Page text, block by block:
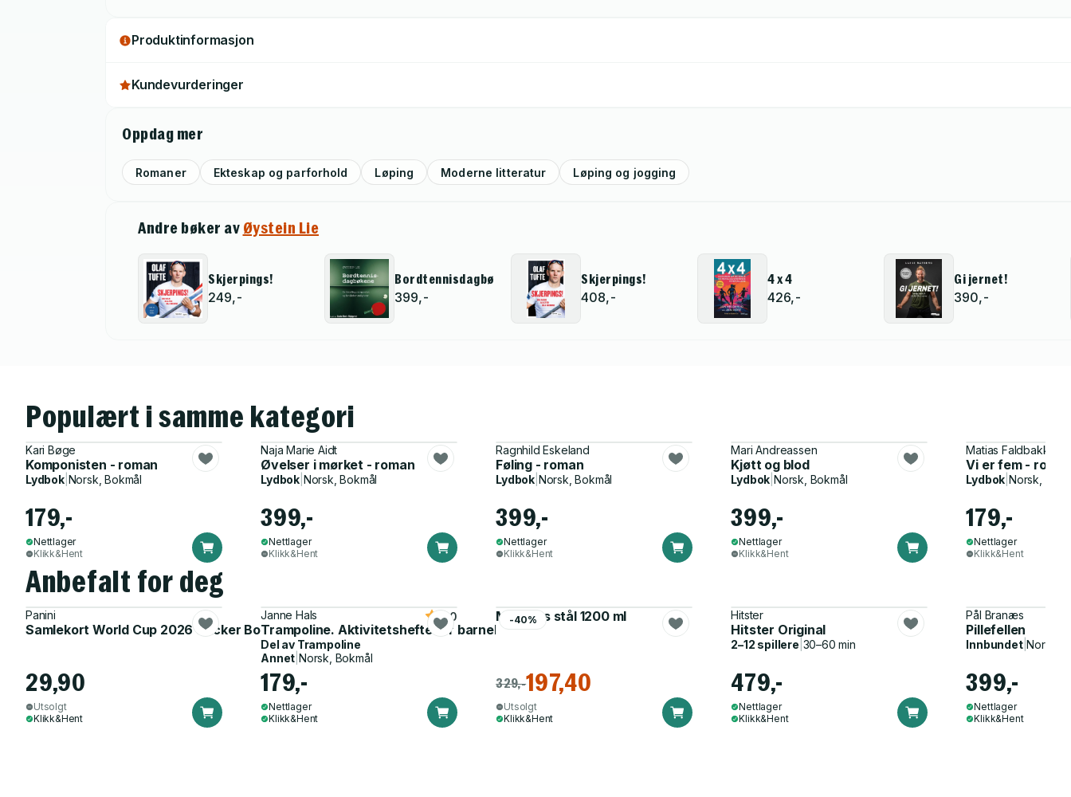
Produktinformasjon
Kundevurderinger
Oppdag mer
Romaner Ekteskap og parforhold Løping Moderne litteratur Løping og jogging
Andre bøker av Øystein Lie
Skjerpings!
249,-
Bordtennisdagbøkene
399,-
Skjerpings!
408,-
4 x 4
426,-
Gi jernet!
390,-
Populært i samme kategori
Kari Bøge
Komponisten - roman
Lydbok| Norsk, Bokmål
179,-
Nettlager
Klikk&Hent
Naja Marie Aidt
Øvelser i mørket - roman
Lydbok| Norsk, Bokmål
399,-
Nettlager
Klikk&Hent
Ragnhild Eskeland
Føling - roman
Lydbok Norsk, Bokmål
399,-
Nettlager
Klikk&Hent
Mari Andreassen
Kjøtt og blod
Lydbok Norsk, Bokmål
399,-
Nettlager
Klikk&Hent
Matias Faldbakken
Vi er fem -
Lydbok |Norsk,
179,-
Nettlager
Klikk&Hent
Anbefalt for deg
Panini
Samlekort World Cup 2026 Sticker Booster
29,90
Utsolgt
Klikk&Hent
Janne Hals
Trampoline. Aktivitetshefte for barnehagen
5.0
Del av Trampoline
Annet Norsk, Bokmål
179,-
Nettlager
Klikk&Hent
-40%
Matboks stål 1200 ml
329,-197,40
Utsolgt
Klikk&Hent
Hitster
Hitster Original
2–12 spillere 30–60 min
479,-
Nettlager
Klikk&Hent
Pål Branæs
Pillefellen
Innbundet|Norsk,
399,-
Nettlager
Klikk&Hent